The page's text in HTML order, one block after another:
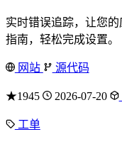
实时错误追踪，让您
指南，轻松完成设置。
网站 源代码
★1945 2026-07-20
工单